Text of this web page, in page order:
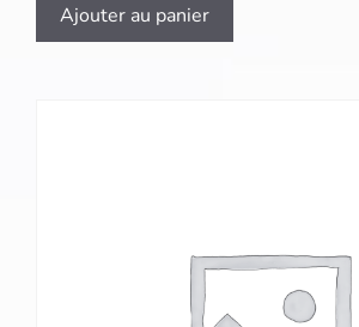
Ajouter au panier